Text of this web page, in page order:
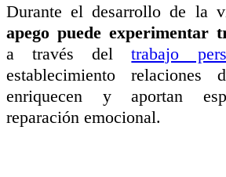
Durante el desarrollo de la
apego puede experimentar
a través deltrabajo
establecimiento relaciones
enriquecen y aportan
reparación emocional.